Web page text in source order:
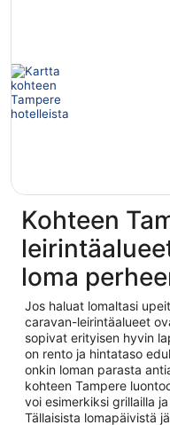
Kohteen
loma
Jos haluat lomaltasi
caravan-leirintäalueet
sopivat erityisen hyvin
on rento ja hintataso
onkin loman parasta
kohteen Tampere
voi esimerkiksi grillailla
Tällaisista lomapäivistä